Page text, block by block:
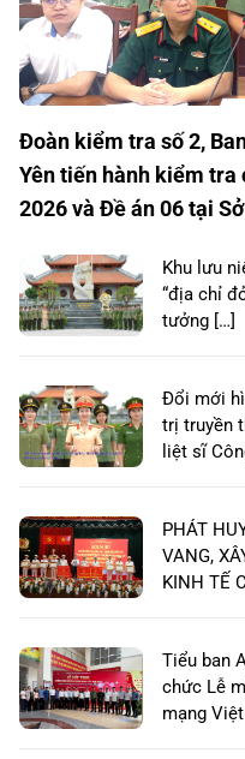
Đoàn kiểm tra số 2,
Yên tiến hành kiểm tra
2026 và Đề án 06 tại
Khu lưu
“địa chỉ
tưởng […]
Đổi mới
trị truyền
liệt sĩ
PHÁT
VANG,
KINH TẾ
Tiểu ban
chức Lễ
mạng